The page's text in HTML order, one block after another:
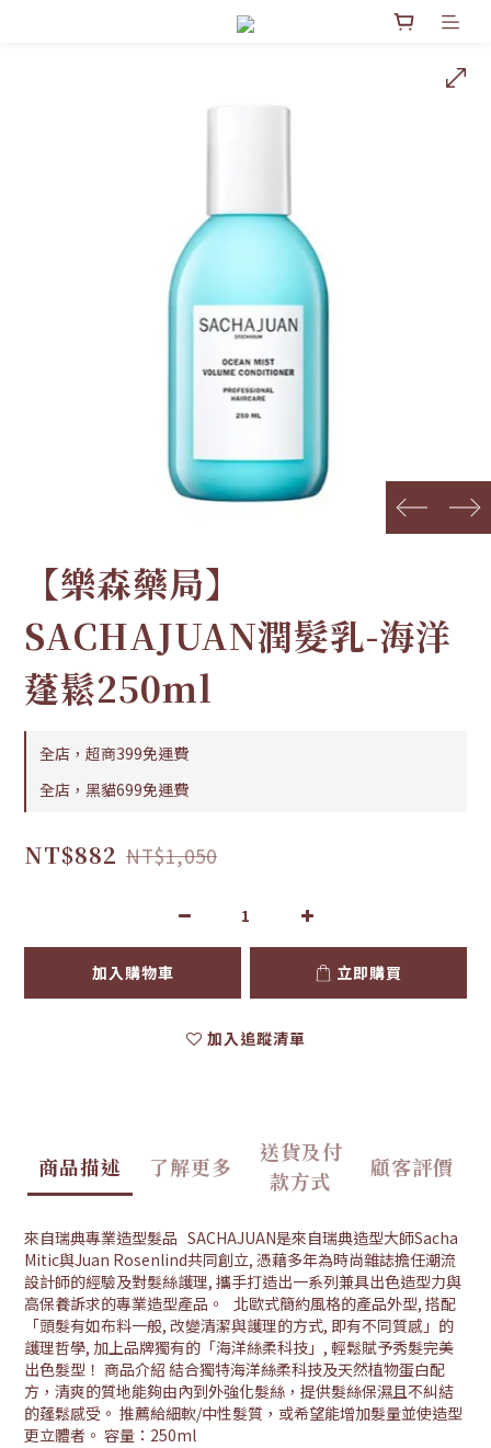
prev next
【樂森藥局】
SACHAJUAN潤髮乳-海洋
蓬鬆250ml
全店，超商399免運費
全店，黑貓699免運費
NT$882 NT$1,050
加入購物車 立即購買
加入追蹤清單
商品描述 了解更多
送貨及付
款方式
顧客評價
來自瑞典專業造型髮品 SACHAJUAN是來自瑞典造型大師Sacha
Mitic與Juan Rosenlind共同創立, 憑藉多年為時尚雜誌擔任潮流
設計師的經驗及對髮絲護理, 攜手打造出一系列兼具出色造型力與
高保養訴求的專業造型產品。 北歐式簡約風格的產品外型, 搭配
「頭髮有如布料一般, 改變清潔與護理的方式, 即有不同質感」的
護理哲學, 加上品牌獨有的「海洋絲柔科技」, 輕鬆賦予秀髮完美
出色髮型！ 商品介紹 結合獨特海洋絲柔科技及天然植物蛋白配
方，清爽的質地能夠由內到外強化髮絲，提供髮絲保濕且不糾結
的蓬鬆感受。 推薦給細軟/中性髮質，或希望能增加髮量並使造型
更立體者。 容量：250ml